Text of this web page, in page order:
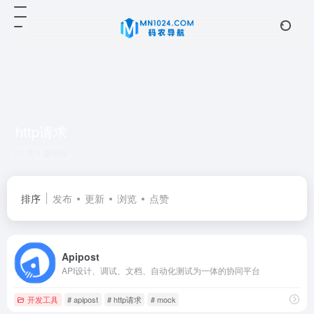
排序 发布 更新 浏览 点赞
Apipost
API设计、调试、文档、自动化测试为一体的协同平台
开发工具 # apipost # http请求 # mock